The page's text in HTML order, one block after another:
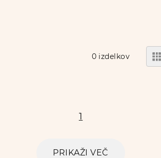
0 izdelkov
1
PRIKAŽI VEČ